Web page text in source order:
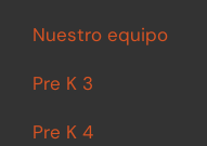
Nuestro equipo
Pre K 3
Pre K 4